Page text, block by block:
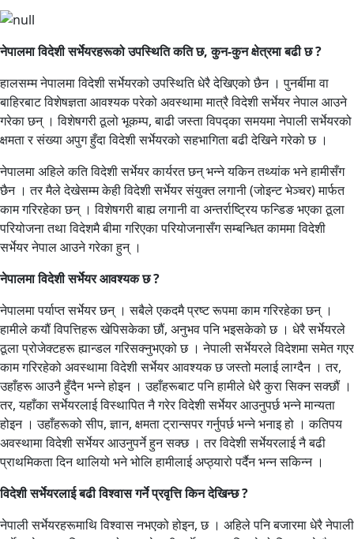
नेपालमा विदेशी सर्भेयरहरूको उपस्थिति कति छ, कुन-कुन क्षेत्रमा बढी छ ?
हालसम्म नेपालमा विदेशी सर्भेयरको उपस्थिति धेरै देखिएको छैन । पुनर्बीमा वा
बाहिरबाट विशेषज्ञता आवश्यक परेको अवस्थामा मात्रै विदेशी सर्भेयर नेपाल आउने
गरेका छन् । विशेषगरी ठूलो भूकम्प, बाढी जस्ता विपद्का समयमा नेपाली सर्भेयरको
क्षमता र संख्या अपुग हुँदा विदेशी सर्भेयरको सहभागिता बढी देखिने गरेको छ ।
नेपालमा अहिले कति विदेशी सर्भेयर कार्यरत छन् भन्ने यकिन तथ्यांक भने हामीसँग
छैन । तर मैले देखेसम्म केही विदेशी सर्भेयर संयुक्त लगानी (जोइन्ट भेञ्चर) मार्फत
काम गरिरहेका छन् । विशेषगरी बाह्य लगानी वा अन्तर्राष्ट्रिय फन्डिङ भएका ठूला
परियोजना तथा विदेशमै बीमा गरिएका परियोजनासँग सम्बन्धित काममा विदेशी
सर्भेयर नेपाल आउने गरेका हुन् ।
नेपालमा विदेशी सर्भेयर आवश्यक छ ?
नेपालमा पर्याप्त सर्भेयर छन् । सबैले एकदमै प्रष्ट रूपमा काम गरिरहेका छन् ।
हामीले कयौं विपत्तिहरू खेपिसकेका छौं, अनुभव पनि भइसकेको छ । धेरै सर्भेयरले
ठूला प्रोजेक्टहरू ह्यान्डल गरिसक्नुभएको छ । नेपाली सर्भेयरले विदेशमा समेत गएर
काम गरिरहेको अवस्थामा विदेशी सर्भेयर आवश्यक छ जस्तो मलाई लाग्दैन । तर,
उहाँहरू आउनै हुँदैन भन्ने होइन । उहाँहरूबाट पनि हामीले धेरै कुरा सिक्न सक्छौं ।
तर, यहाँका सर्भेयरलाई विस्थापित नै गरेर विदेशी सर्भेयर आउनुपर्छ भन्ने मान्यता
होइन । उहाँहरूको सीप, ज्ञान, क्षमता ट्रान्सपर गर्नुपर्छ भन्ने भनाइ हो । कतिपय
अवस्थामा विदेशी सर्भेयर आउनुपर्ने हुन सक्छ । तर विदेशी सर्भेयरलाई नै बढी
प्राथमिकता दिन थालियो भने भोलि हामीलाई अप्ठ्यारो पर्दैन भन्न सकिन्न ।
विदेशी सर्भेयरलाई बढी विश्वास गर्ने प्रवृत्ति किन देखिन्छ ?
नेपाली सर्भेयरहरूमाथि विश्वास नभएको होइन, छ । अहिले पनि बजारमा धेरै नेपाली